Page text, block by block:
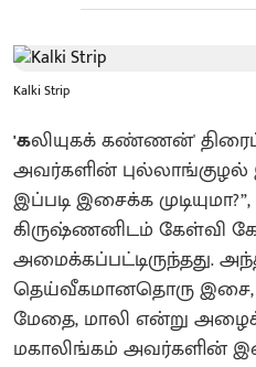
Kalki Strip
'கலியுகக் கண்ணன்'
அவர்களின்
இப்படி இசைக்க
கிருஷ்ணனிடம் கேள்வி
அமைக்கப்பட்டிருந்தது.
தெய்வீகமானதொரு இசை,
மேதை, மாலி என்று
மகாலிங்கம் அவர்களின்